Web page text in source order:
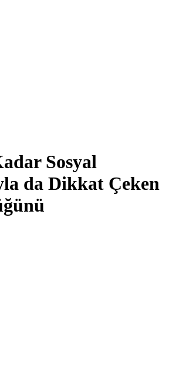
Sosyal
da Dikkat Çeken